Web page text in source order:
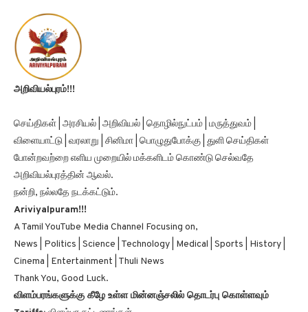
அறிவியல்புரம்!!!
செய்திகள் | அரசியல் | அறிவியல் | தொழில்நுட்பம் | மருத்துவம் |
விளையாட்டு | வரலாறு | சினிமா | பொழுதுபோக்கு | துளி செய்திகள்
போன்றவற்றை எளிய முறையில் மக்களிடம் கொண்டு செல்வதே
அறிவியல்புரத்தின் ஆவல்.
நன்றி, நல்லதே நடக்கட்டும்.
Ariviyalpuram!!!
A Tamil YouTube Media Channel Focusing on,
News | Politics | Science | Technology | Medical | Sports | History |
Cinema | Entertainment | Thuli News
Thank You, Good Luck.
விளம்பரங்களுக்கு கீழே உள்ள மின்னஞ்சலில் தொடர்பு கொள்ளவும்